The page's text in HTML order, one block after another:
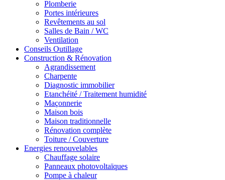
Plomberie
Portes intérieures
Revêtements au sol
Salles de Bain / WC
Ventilation
Conseils Outillage
Construction & Rénovation
Agrandissement
Charpente
Diagnostic immobilier
Etanchéité / Traitement humidité
Maçonnerie
Maison bois
Maison traditionnelle
Rénovation complète
Toiture / Couverture
Energies renouvelables
Chauffage solaire
Panneaux photovoltaïques
Pompe à chaleur